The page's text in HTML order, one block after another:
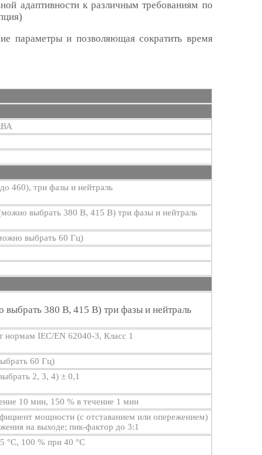
адаптивности к различным требованиям по
параметры и позволяющая сократить время
460), три фазы и нейтраль
выбрать 380 В, 415 В) три фазы и нейтраль
выбрать 60 Гц)
выбрать 380 В, 415 В) три фазы и нейтраль
нормам IEC/EN 62040-3, Класс 1
60 Гц)
2, 3, 4) ± 0,1
10 мин, 150 % в течение 1 мин
мощности (с отставанием или опережением)
на выходе; пик-фактор до 3:1
°C, 100 % при 40 °C